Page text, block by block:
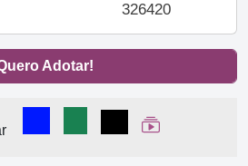
326420
Adotar!
Compartilhar no Facebook
Compartilhar no
Compartilhar
Ver Web Story